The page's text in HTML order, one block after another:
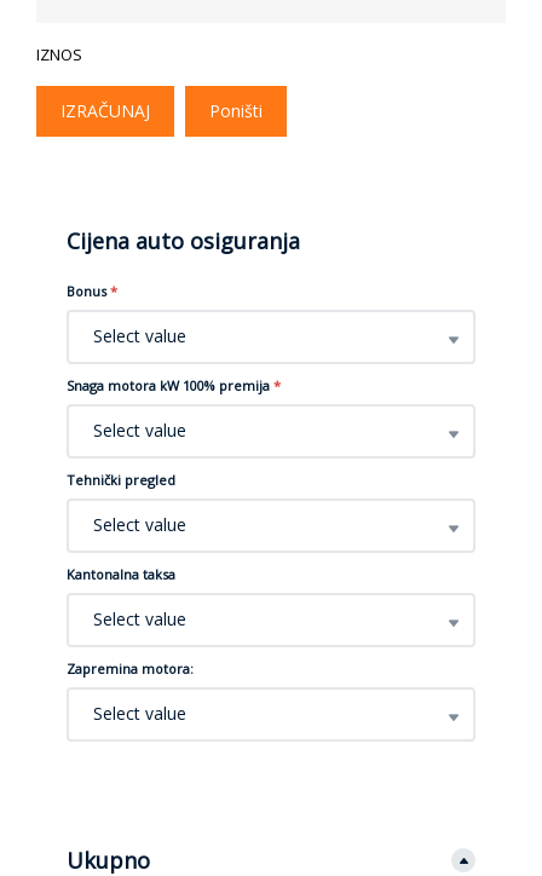
IZNOS
IZRAČUNAJ Poništi
Cijena auto osiguranja
Bonus *
Select value
Snaga motora kW 100% premija *
Select value
Tehnički pregled
Select value
Kantonalna taksa
Select value
Zapremina motora:
Select value
Ukupno